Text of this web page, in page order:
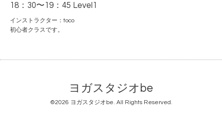
18：30〜19：45 Level1
インストラクター：toco
初心者クラスです。
ヨガスタジオbe
©2026 ヨガスタジオbe. All Rights Reserved.